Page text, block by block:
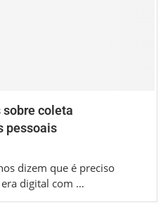
sobre coleta
pessoais
dizem que é preciso
digital com …